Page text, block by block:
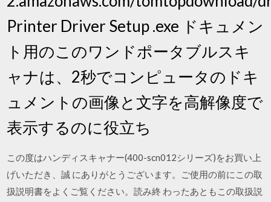
Printer Driver Setup .exe ドキュメン
ト用のこのワンドポータブルスキ
ャナは、2秒でコンピュータのドキ
ュメントの画像と文字を高解像度で
表示するのに役立ち
この度はハンディスキャナー(400-scn012シリーズ)をお買い上
げいただき、誠 にありがとうございます。ご使用の前にこの取
扱説明書をよくご覧ください。読み終 わったあともこの取扱説